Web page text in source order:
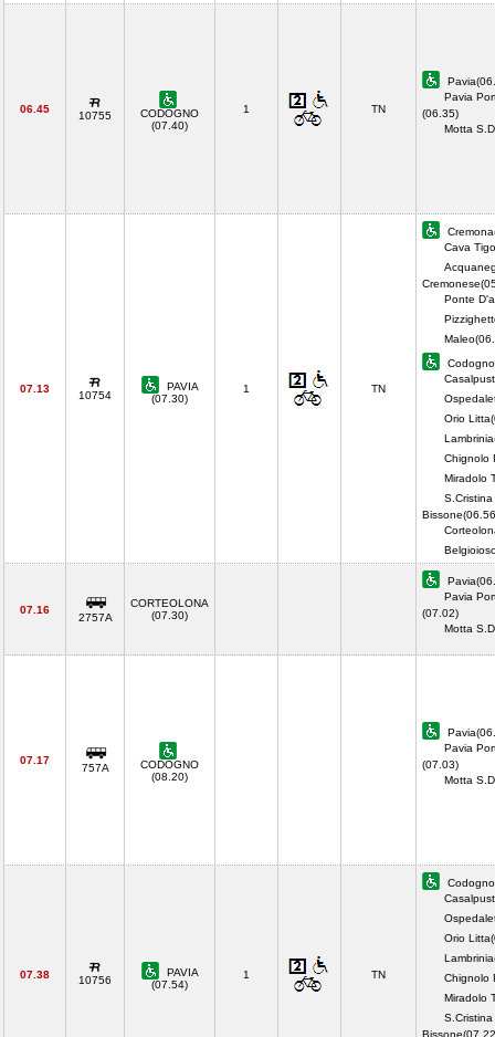
06.45
10755
CODOGNO
(07.40)
1 TN
Pavia
(06.35)
Motta
07.13
10754
PAVIA
(07.30)
1 TN
Cava
Ponte
Orio
Chignolo
Miradolo
S.Cristina
07.16
2757A
CORTEOLONA
(07.30)
Pavia
(07.02)
Motta
07.17
757A
CODOGNO
(08.20)
Pavia
(07.03)
Motta
07.38 10756
PAVIA
(07.54)
1 TN
Orio
Chignolo
Miradolo
S.Cristina